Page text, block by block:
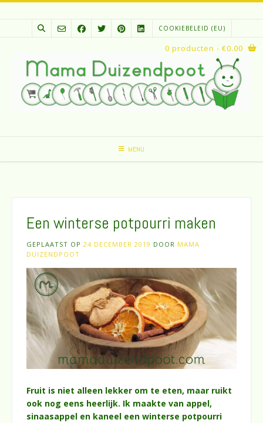
Spring
COOKIEBELEID (EU)
MENU
0 producten - €0.00
Een winterse potpourri maken
GEPLAATST OP 24 DECEMBER 2019 DOOR MAMA
DUIZENDPOOT
Fruit is niet alleen lekker om te eten, maar ruikt
ook nog eens heerlijk. Ik maakte van appel,
sinaasappel en kaneel een winterse potpourri